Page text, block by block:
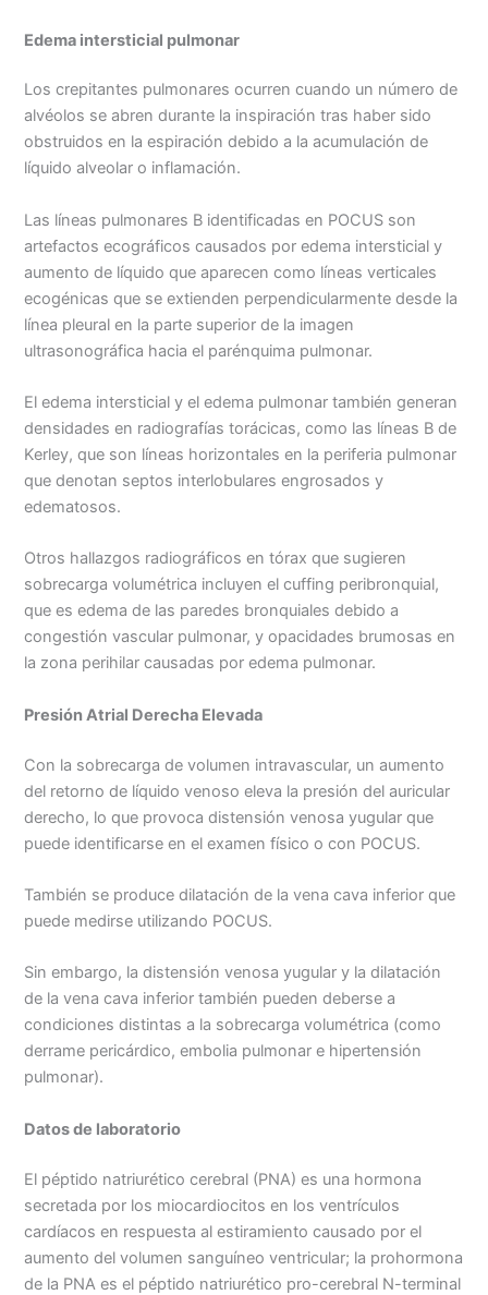
Edema intersticial pulmonar
Los crepitantes pulmonares ocurren cuando un número de
alvéolos se abren durante la inspiración tras haber sido
obstruidos en la espiración debido a la acumulación de
líquido alveolar o inflamación.
Las líneas pulmonares B identificadas en POCUS son
artefactos ecográficos causados por edema intersticial y
aumento de líquido que aparecen como líneas verticales
ecogénicas que se extienden perpendicularmente desde la
línea pleural en la parte superior de la imagen
ultrasonográfica hacia el parénquima pulmonar.
El edema intersticial y el edema pulmonar también generan
densidades en radiografías torácicas, como las líneas B de
Kerley, que son líneas horizontales en la periferia pulmonar
que denotan septos interlobulares engrosados y
edematosos.
Otros hallazgos radiográficos en tórax que sugieren
sobrecarga volumétrica incluyen el cuffing peribronquial,
que es edema de las paredes bronquiales debido a
congestión vascular pulmonar, y opacidades brumosas en
la zona perihilar causadas por edema pulmonar.
Presión Atrial Derecha Elevada
Con la sobrecarga de volumen intravascular, un aumento
del retorno de líquido venoso eleva la presión del auricular
derecho, lo que provoca distensión venosa yugular que
puede identificarse en el examen físico o con POCUS.
También se produce dilatación de la vena cava inferior que
puede medirse utilizando POCUS.
Sin embargo, la distensión venosa yugular y la dilatación
de la vena cava inferior también pueden deberse a
condiciones distintas a la sobrecarga volumétrica (como
derrame pericárdico, embolia pulmonar e hipertensión
pulmonar).
Datos de laboratorio
El péptido natriurético cerebral (PNA) es una hormona
secretada por los miocardiocitos en los ventrículos
cardíacos en respuesta al estiramiento causado por el
aumento del volumen sanguíneo ventricular; la prohormona
de la PNA es el péptido natriurético pro-cerebral N-terminal